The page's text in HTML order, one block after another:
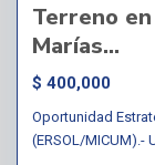
Terreno
Marías...
$ 400,000
Oportunidad
(ERSOL/MICUM).-